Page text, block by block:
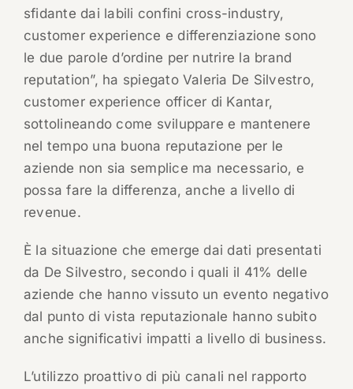
sfidante dai labili confini cross-industry,
customer experience e differenziazione sono
le due parole d’ordine per nutrire la brand
reputation”, ha spiegato Valeria De Silvestro,
customer experience officer di Kantar,
sottolineando come sviluppare e mantenere
nel tempo una buona reputazione per le
aziende non sia semplice ma necessario, e
possa fare la differenza, anche a livello di
revenue.
È la situazione che emerge dai dati presentati
da De Silvestro, secondo i quali il 41% delle
aziende che hanno vissuto un evento negativo
dal punto di vista reputazionale hanno subito
anche significativi impatti a livello di business.
L’utilizzo proattivo di più canali nel rapporto